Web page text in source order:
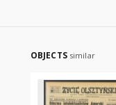
OBJECTS similar